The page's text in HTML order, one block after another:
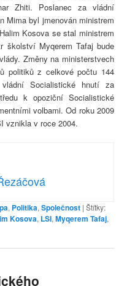
Zhiti. Poslanec za vládní
Mima byl jmenován ministrem
Kosova se stal ministrem
školství Myqerem Tafaj bude
Změny na ministerstvech
politiků z celkové počtu 144
Socialistické hnutí za
k opoziční Socialistické
volbami. Od roku 2009
vznikla v roce 2004.
, Politika,Společnost |Štítky:
Kosova, LSI,Myqerem Tafaj,